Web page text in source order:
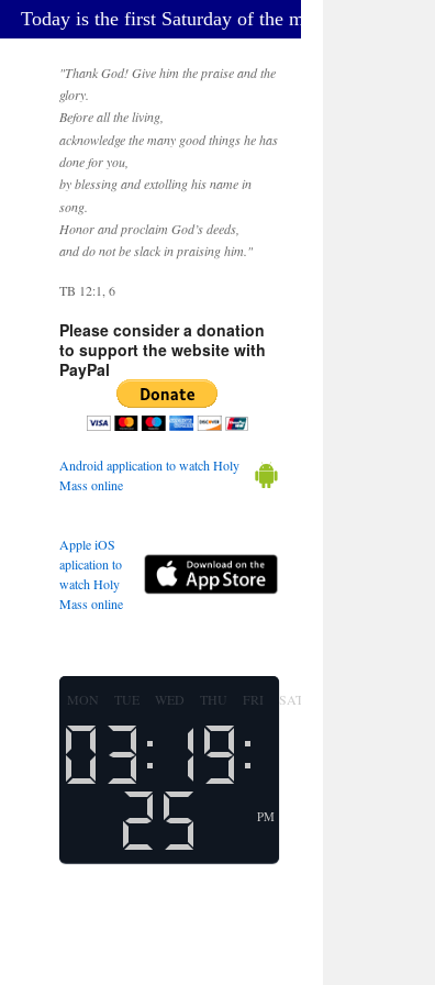
Today is the first Saturday of the month. We
"Thank God! Give him the praise and the
glory.
Before all the living,
acknowledge the many good things he has
done for you,
by blessing and extolling his name in
song.
Honor and proclaim God’s deeds,
and do not be slack in praising him."
TB 12:1, 6
Please consider a donation
to support the website with
PayPal
Android application to watch Holy
Mass online
Apple iOS
aplication to
watch Holy
Mass online
MON TUE WED THU FRI SAT
PM